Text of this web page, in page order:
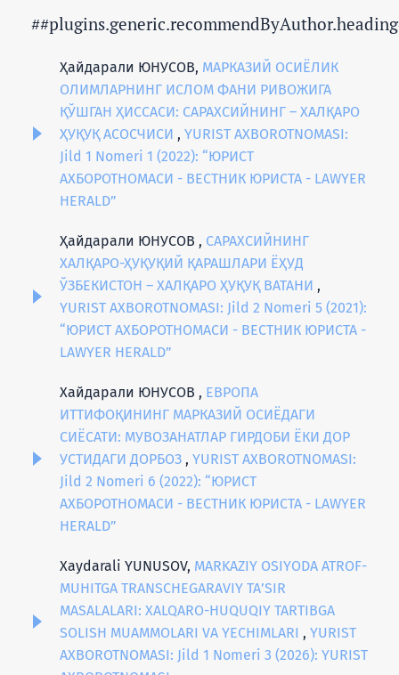
Ҳайдарали ЮНУСОВ, МАРКАЗИЙ ОСИЁЛИК
ОЛИМЛАРНИНГ ИСЛОМ ФАНИ РИВОЖИГА
ҚЎШГАН ҲИССАСИ: САРАХСИЙНИНГ – ХАЛҚАРО
ҲУҚУҚ АСОСЧИСИ , YURIST AXBOROTNOMASI:
Jild 1 Nomeri 1 (2022): “ЮРИСТ
АХБОРОТНОМАСИ - ВЕСТНИК ЮРИСТА - LAWYER
HERALD”
Ҳайдарали ЮНУСОВ , САРАХСИЙНИНГ
ХАЛҚАРО-ҲУҚУҚИЙ ҚАРАШЛАРИ ЁҲУД
ЎЗБЕКИСТОН – ХАЛҚАРО ҲУҚУҚ ВАТАНИ ,
YURIST AXBOROTNOMASI: Jild 2 Nomeri 5 (2021):
“ЮРИСТ АХБОРОТНОМАСИ - ВЕСТНИК ЮРИСТА -
LAWYER HERALD”
Хайдарали ЮНУСОВ , ЕВРОПА
ИТТИФОҚИНИНГ МАРКАЗИЙ ОСИЁДАГИ
СИЁСАТИ: МУВОЗАНАТЛАР ГИРДОБИ ЁКИ ДОР
УСТИДАГИ ДОРБОЗ , YURIST AXBOROTNOMASI:
Jild 2 Nomeri 6 (2022): “ЮРИСТ
АХБОРОТНОМАСИ - ВЕСТНИК ЮРИСТА - LAWYER
HERALD”
Xaydarali YUNUSOV, MARKAZIY OSIYODA ATROF-
MUHITGA TRANSCHEGARAVIY TA’SIR
MASALALARI: XALQARO-HUQUQIY TARTIBGA
SOLISH MUAMMOLARI VA YECHIMLARI , YURIST
AXBOROTNOMASI: Jild 1 Nomeri 3 (2026): YURIST